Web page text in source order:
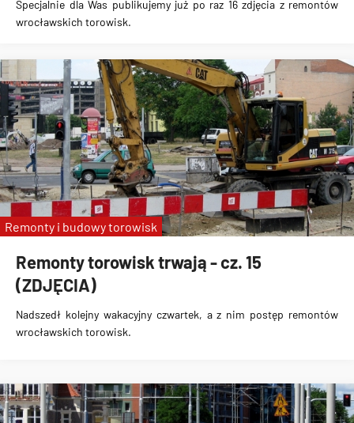
Specjalnie dla Was publikujemy już po raz 16 zdjęcia z remontów
wrocławskich torowisk.
Remonty torowisk trwają - cz. 15
(ZDJĘCIA)
Nadszedł kolejny wakacyjny czwartek, a z nim postęp remontów
wrocławskich torowisk.
Remonty i budowy torowisk